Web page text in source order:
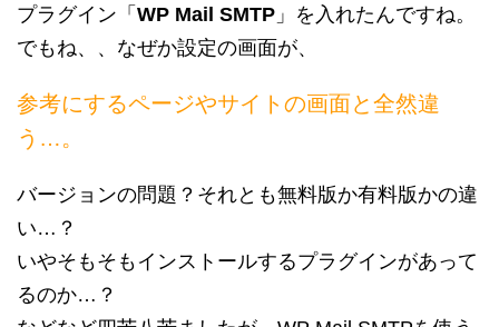
プラグイン「 WP Mail SMTP 」を入れたんですね。
でもね、、なぜか設定の画面が、
参考にするページやサイトの画面と全然違
う…。
バージョンの問題？それとも無料版か有料版かの違
い…？
いやそもそもインストールするプラグインがあって
るのか…？